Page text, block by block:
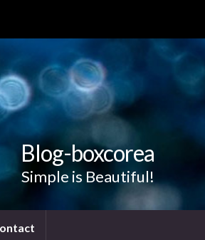
Blog-boxcorea
Simple is Beautiful!